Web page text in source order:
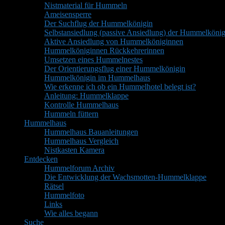
Nistmaterial für Hummeln
Ameisensperre
Der Suchflug der Hummelkönigin
Selbstansiedlung (passive Ansiedlung) der
Aktive Ansiedlung von Hummelköniginnen
Hummelköniginnen Rückkehrerinnen
Umsetzen eines Hummelnestes
Der Orientierungsflug einer Hummelkönigin
Hummelkönigin im Hummelhaus
Wie erkenne ich ob ein Hummelhotel belegt ist?
Anleitung: Hummelklappe
Kontrolle Hummelhaus
Hummeln füttern
Hummelhaus
Hummelhaus Bauanleitungen
Hummelhaus Vergleich
Nistkasten Kamera
Entdecken
Hummelforum Archiv
Die Entwicklung der Wachsmotten-Hummelklappe
Rätsel
Hummelfoto
Links
Wie alles begann
Suche